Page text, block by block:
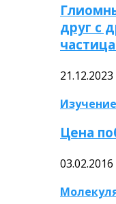
друг с
21.12.2023
Цена
03.02.2016